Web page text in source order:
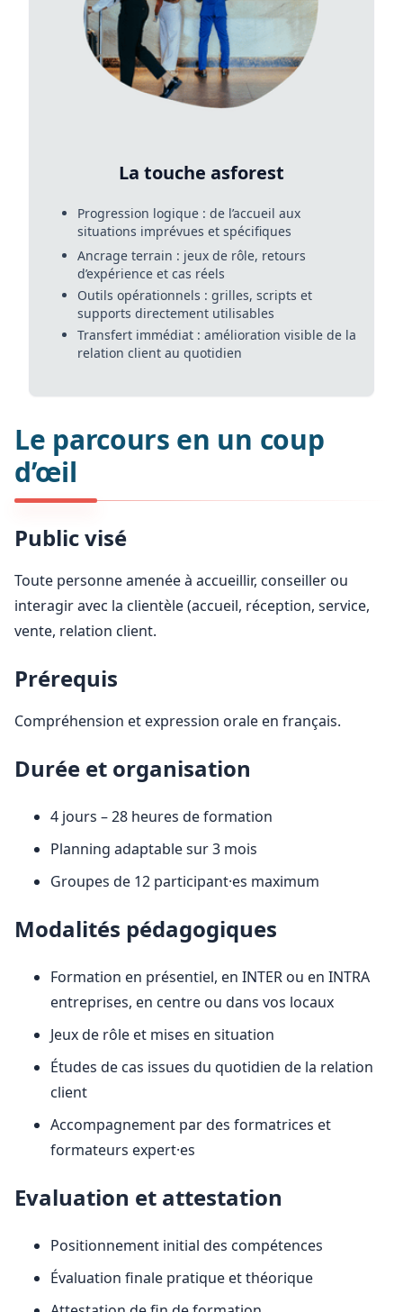
La touche asforest
Progression logique : de l’accueil aux
situations imprévues et spécifiques
Ancrage terrain : jeux de rôle, retours
d’expérience et cas réels
Outils opérationnels : grilles, scripts et
supports directement utilisables
Transfert immédiat : amélioration visible de la
relation client au quotidien
Le parcours en un coup
d’œil
Public visé
Toute personne amenée à accueillir, conseiller ou
interagir avec la clientèle (accueil, réception, service,
vente, relation client.
Prérequis
Compréhension et expression orale en français.
Durée et organisation
4 jours – 28 heures de formation
Planning adaptable sur 3 mois
Groupes de 12 participant·es maximum
Modalités pédagogiques
Formation en présentiel, en INTER ou en INTRA
entreprises, en centre ou dans vos locaux
Jeux de rôle et mises en situation
Études de cas issues du quotidien de la relation
client
Accompagnement par des formatrices et
formateurs expert·es
Evaluation et attestation
Positionnement initial des compétences
Évaluation finale pratique et théorique